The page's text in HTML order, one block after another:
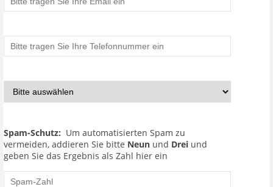
Spam-Schutz: Um automatisierten Spam zu
vermeiden, addieren Sie bitte Neun und Drei und
geben Sie das Ergebnis als Zahl hier ein